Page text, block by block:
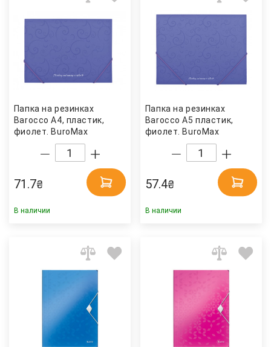
Папка на резинках
Barocco А4, пластик,
фиолет. BuroMax
71.7₴
В наличии
Папка на резинках
Barocco А5 пластик,
фиолет. BuroMax
57.4₴
В наличии